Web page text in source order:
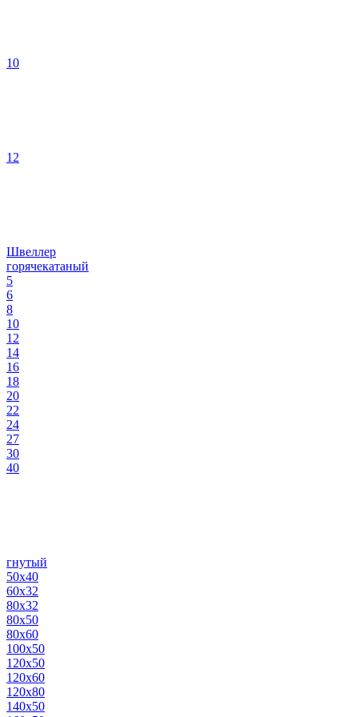
10
12
Швеллер
горячекатаный
5
6
8
10
12
14
16
18
20
22
24
27
30
40
гнутый
50х40
60х32
80х32
80х50
80х60
100х50
120х50
120х60
120х80
140х50